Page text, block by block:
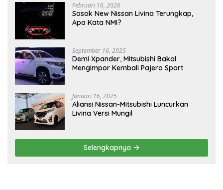
Februari 16, 2026
Sosok New Nissan Livina Terungkap,
Apa Kata NMI?
September 16, 2025
Demi Xpander, Mitsubishi Bakal
Mengimpor Kembali Pajero Sport
Januari 16, 2025
Aliansi Nissan-Mitsubishi Luncurkan
Livina Versi Mungil
Selengkapnya